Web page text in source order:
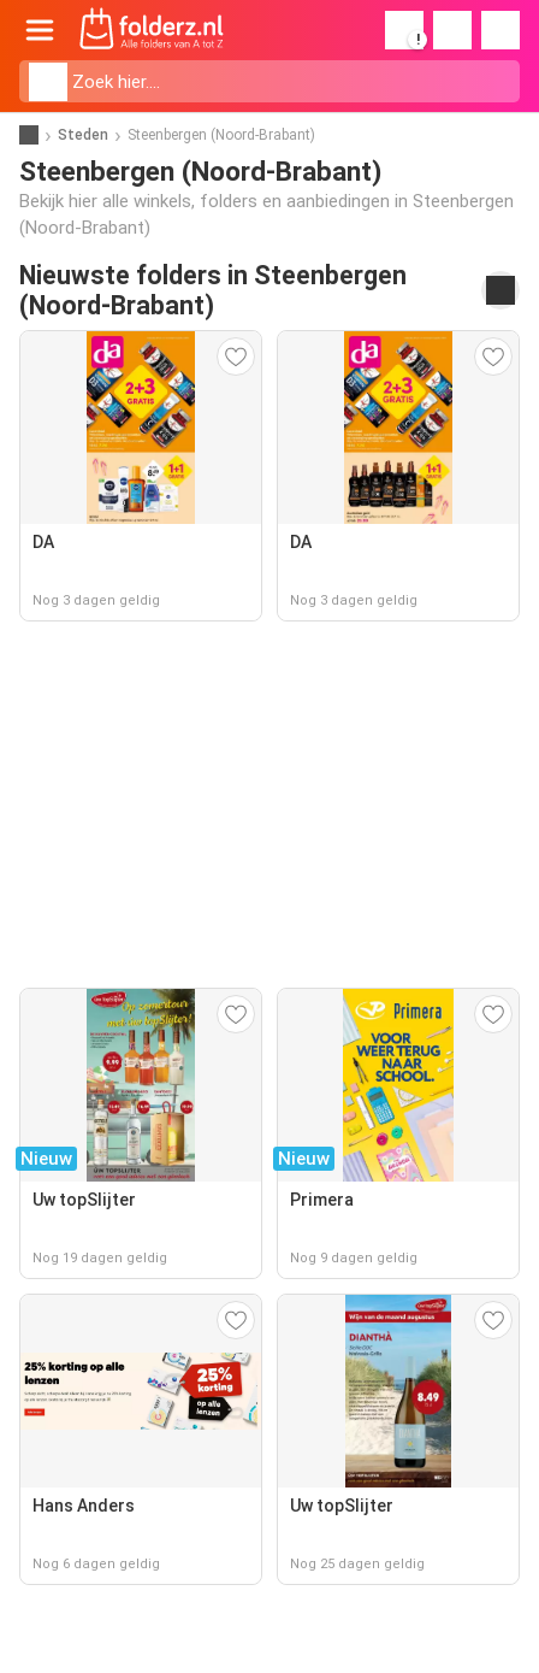
!
Steden Steenbergen (Noord-Brabant)
Steenbergen (Noord-Brabant)
Bekijk hier alle winkels, folders en aanbiedingen in Steenbergen
(Noord-Brabant)
Nieuwste folders in Steenbergen
(Noord-Brabant)
DA
Nog 3 dagen geldig
DA
Nog 3 dagen geldig
Nieuw
Uw topSlijter
Nog 19 dagen geldig
Nieuw
Primera
Nog 9 dagen geldig
Hans Anders
Nog 6 dagen geldig
Uw topSlijter
Nog 25 dagen geldig